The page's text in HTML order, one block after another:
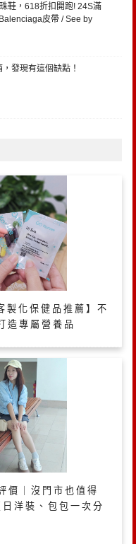
鞋，618折扣開跑! 24S滿
皮帶 / See by
發現有這個缺點！
化保健品推薦】不
造專屬營養品
｜沒門市也值得
洋裝、包包一次分